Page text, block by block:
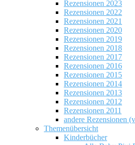
Rezensionen 2023
Rezensionen 2022
Rezensionen 2021
Rezensionen 2020
Rezensionen 2019
Rezensionen 2018
Rezensionen 2017
Rezensionen 2016
Rezensionen 2015
Rezensionen 2014
Rezensionen 2013
Rezensionen 2012
Rezensionen 2011
andere Rezensionen
Themenübersicht
Kinderbücher